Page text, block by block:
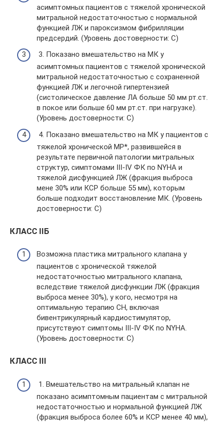
асимптомных пациентов с тяжелой хронической
митральной недостаточностью с нормальной
функцией ЛЖ и пароксизмом фибрилляции
предсердий. (Уровень достоверности: C)
3. Показано вмешательство на МК у
асимптомных пациентов с тяжелой хронической
митральной недостаточностью с сохраненной
функцией ЛЖ и легочной гипертензией
(систолическое давление ЛА больше 50 мм рт.ст.
в покое или больше 60 мм рт.ст. при нагрузке).
(Уровень достоверности: C)
4. Показано вмешательство на МК у пациентов с
тяжелой хронической МР*, развившейся в
результате первичной патологии митральных
структур, симптомами III-IV ФК по NYHA и
тяжелой дисфункцией ЛЖ (фракция выброса
мене 30% или КСР больше 55 мм), которым
больше подходит восстановление МК. (Уровень
достоверности: C)
КЛАСС IIБ
Возможна пластика митрального клапана у
пациентов с хронической тяжелой
недостаточностью митрального клапана,
вследствие тяжелой дисфункции ЛЖ (фракция
выброса менее 30%), у кого, несмотря на
оптимальную терапию СН, включая
бивентрикулярный кардиостимулятор,
присутствуют симптомы III-IV ФК по NYHA.
(Уровень достоверности: C)
КЛАСС III
1. Вмешательство на митральный клапан не
показано асимптомным пациентам с митральной
недостаточностью и нормальной функцией ЛЖ
(фракция выброса более 60% и КСР менее 40 мм),